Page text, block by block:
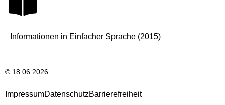
Informationen in Einfacher Sprache (2015)
© 18.06.2026
ImpressumDatenschutzBarrierefreiheit